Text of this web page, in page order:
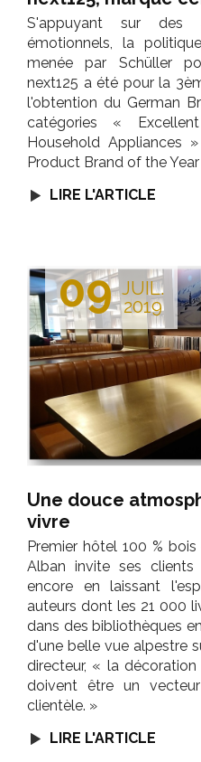
S'appuyant sur des
émotionnels, la
menée par Schüller
next125 a été pour la
l'obtention du German
catégories «
Household Appliances
Product Brand of the Year
LIRE L'ARTICLE
09 JUIL.
2019
Une douce
vivre
Premier hôtel 100 %
Alban invite ses
encore en laissant
auteurs dont les 21 000
dans des bibliothèques
d'une belle vue alpestre
directeur, « la
doivent être un
clientèle. »
LIRE L'ARTICLE